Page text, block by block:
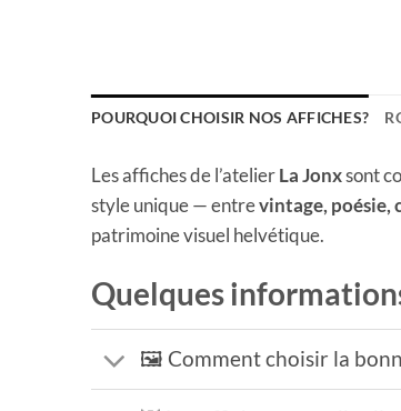
POURQUOI CHOISIR NOS AFFICHES?
Les affiches de l’atelierLa Jonxsont
style unique — entrevintage, poésie,
patrimoine visuel helvétique.
Quelques
🖼️ Comment choisir la